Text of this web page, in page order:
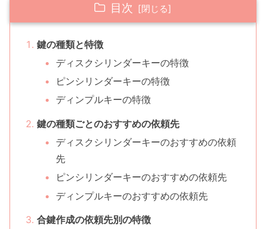
目次
鍵の種類と特徴
ディスクシリンダーキーの特徴
ピンシリンダーキーの特徴
ディンプルキーの特徴
鍵の種類ごとのおすすめの依頼先
ディスクシリンダーキーのおすすめの依頼
先
ピンシリンダーキーのおすすめの依頼先
ディンプルキーのおすすめの依頼先
合鍵作成の依頼先別の特徴